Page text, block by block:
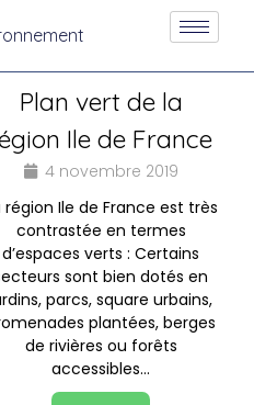
Plan vert de la
Ile de France
4 novembre 2019
région Ile de France est très
contrastée en termes
d’espaces verts : Certains
sont bien dotés en
parcs, square urbains,
plantées, berges
de rivières ou forêts
accessibles…